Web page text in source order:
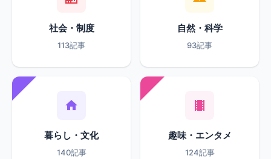
社会・制度
113記事
自然・科学
93記事
暮らし・文化
140記事
趣味・エンタメ
124記事